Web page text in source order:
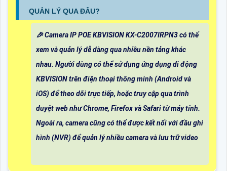
QUẢN LÝ QUA ĐÂU?
️🎉 Camera IP POE KBVISION KX-C2007IRPN3 có thể
xem và quản lý dễ dàng qua nhiều nền tảng khác
nhau. Người dùng có thể sử dụng ứng dụng di động
KBVISION trên điện thoại thông minh (Android và
iOS) để theo dõi trực tiếp, hoặc truy cập qua trình
duyệt web như Chrome, Firefox và Safari từ máy tính.
Ngoài ra, camera cũng có thể được kết nối với đầu ghi
hình (NVR) để quản lý nhiều camera và lưu trữ video